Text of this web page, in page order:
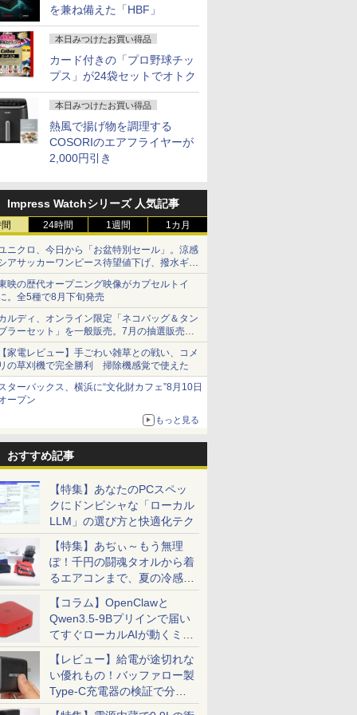
を兼ね備えた「HBF」
本日みつけたお買い得品
カード付きの「プロ野球チッ
プス」が24袋セットでオトク
本日みつけたお買い得品
熱風で揚げ物を調理する
COSORIのエアフライヤーが
2,000円引き
Impress Watchシリーズ 人気記事
24時間 1週間 1カ月
ニクロ、今日から「お盆特別セール」。涼感
アサッカーワンピース待望値下げ、撥水ギア
ョーツは1990円に
映の歴代オープニング映像がカプセルトイ
。全5種で8月下旬発売
ルディ、オンライン限定「ネコバッグ＆タン
ラーセット」を一般販売。7月の抽選販売の
選無効分
家電レビュー】手ごわい雑草との戦い、コメ
の草刈機で完全勝利 掃除機感覚で使えた
ターバックス、横浜に“文化財カフェ”8月10日
ープン
もっと見る
おすすめ記事
【特集】あなたのPCスペッ
クにドンピシャな「ローカル
LLM」の選び方と快適化テク
【特集】あぢぃ～もう無理
ぽ！千円の闘魂タオルから着
るエアコンまで、夏の冷感グ
ッズ一挙紹介
【コラム】OpenClawと
Qwen3.5-9Bプリインで届い
てすぐローカルAIが動くミニ
PC「SER9 Pro」
【レビュー】給電が途切れな
い優れもの！バッファロー製
Type-C充電器の検証で分か
ったこと